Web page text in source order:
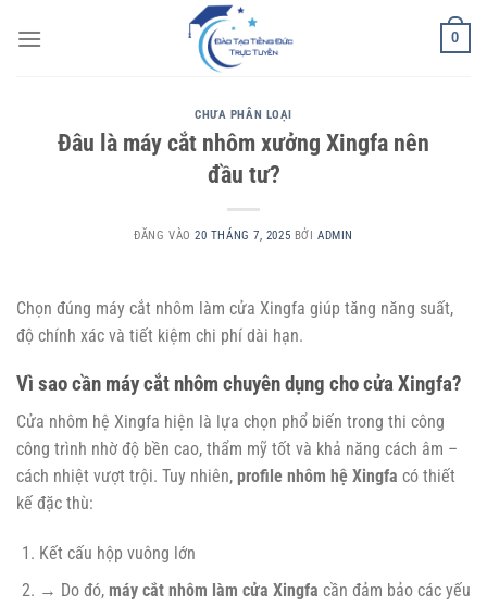
qua
0
CHƯA PHÂN LOẠI
Đâu là máy cắt nhôm xưởng Xingfa nên
đầu tư?
ĐĂNG VÀO20 THÁNG 7, 2025 BỞI ADMIN
Chọn đúng máy cắt nhôm làm cửa Xingfa giúp tăng năng suất,
độ chính xác và tiết kiệm chi phí dài hạn.
Vì sao cần máy cắt nhôm chuyên dụng cho cửa Xingfa?
Cửa nhôm hệ Xingfa hiện là lựa chọn phổ biến trong thi công
công trình nhờ độ bền cao, thẩm mỹ tốt và khả năng cách âm –
cách nhiệt vượt trội. Tuy nhiên, profile nhôm hệ Xingfa có thiết
kế đặc thù:
Kết cấu hộp vuông lớn
→ Do đó, máy cắt nhôm làm cửa Xingfa cần đảm bảo các yếu